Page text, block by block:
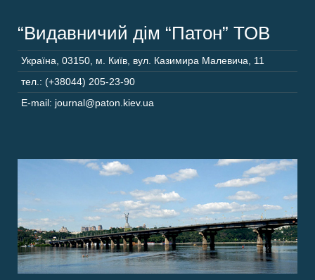
“Видавничий дім “Патон” ТОВ
Україна 03150 м. Київ, вул. Казимира Малевича, 11
тел.: (+38044) 205-23-90
E-mail: journal@paton.kiev.ua